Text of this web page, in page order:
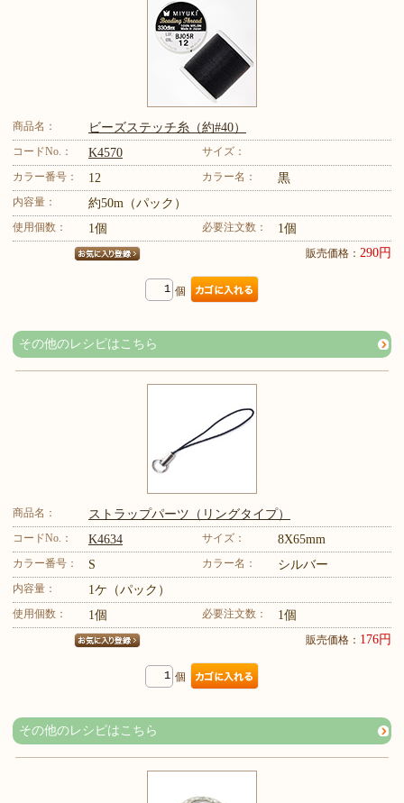
商品名： ビーズステッチ糸（約#40）
コードNo.： K4570
サイズ：
カラー番号：
12 カラー名： 黒
内容量： 約50m（パック）
使用個数： 1個 必要注文数： 1個
販売価格： 290円
個
その他のレシピはこちら
商品名： ストラップパーツ（リングタイプ）
コードNo.： K4634 サイズ： 8X65mm
カラー番号： S カラー名： シルバー
内容量： 1ケ（パック）
使用個数： 1個 必要注文数： 1個
販売価格： 176円
個
その他のレシピはこちら